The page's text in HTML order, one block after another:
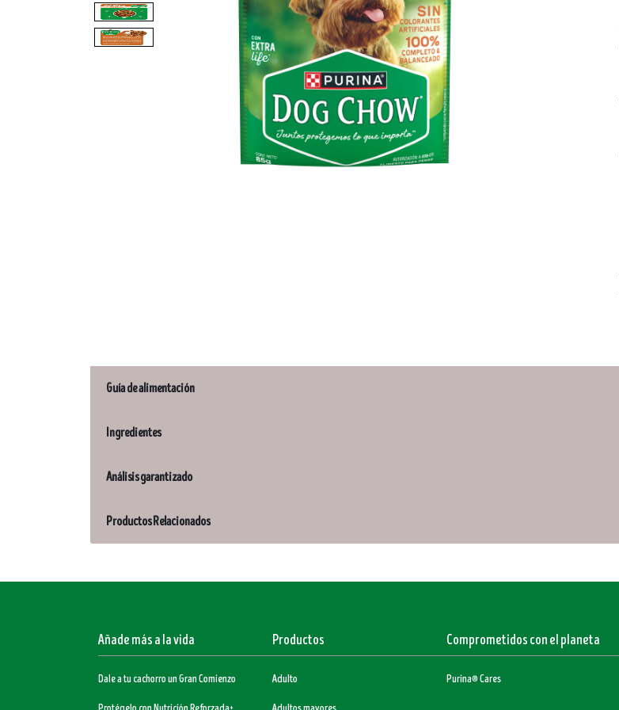
Guía de alimentación
Ingredientes
Análisis garantizado
Productos Relacionados
Añade más a la vida
Dale a tu cachorro un Gran Comienzo
Productos
Adulto
Comprometidos con el planeta
Purina® Cares